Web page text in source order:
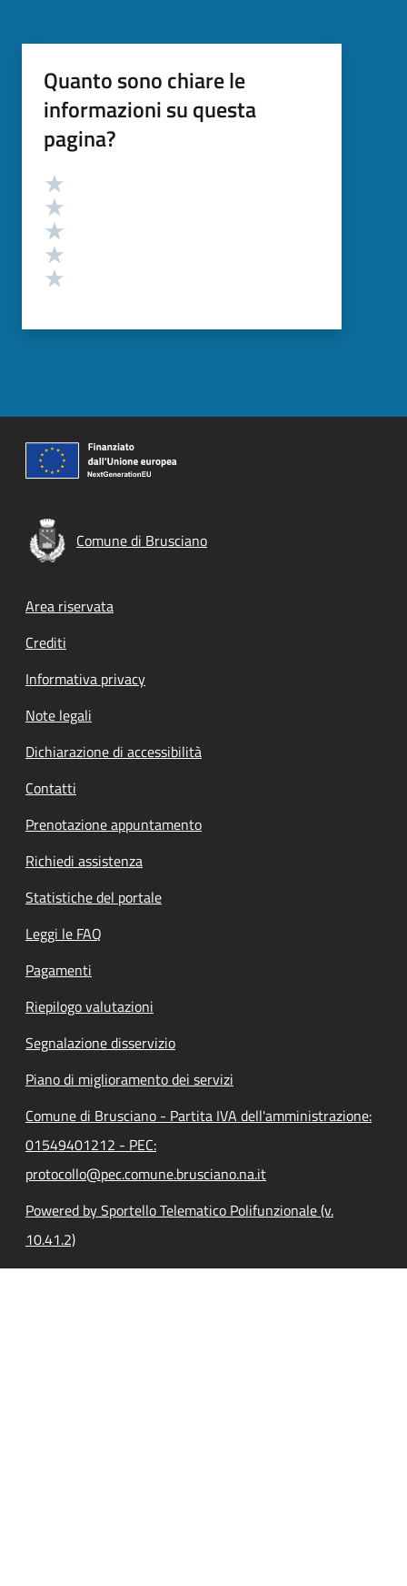
Quanto sono chiare le
informazioni su questa
pagina?
Valutazione
Comune di Brusciano
Footer menu
Area riservata
Crediti
Informativa privacy
Note legali
Dichiarazione di accessibilità
Contatti
Prenotazione appuntamento
Richiedi assistenza
Statistiche del portale
Leggi le FAQ
Pagamenti
Riepilogo valutazioni
Segnalazione disservizio
Piano di miglioramento dei servizi
Comune di Brusciano - Partita IVA dell'amministrazione:
01549401212 - PEC:
protocollo@pec.comune.brusciano.na.it
Powered by Sportello Telematico Polifunzionale (v.
10.41.2)